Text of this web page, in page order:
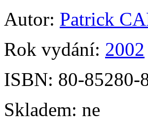
Autor: Patrick
Rok vydání: 2002
ISBN: 80-85280-
Skladem: ne